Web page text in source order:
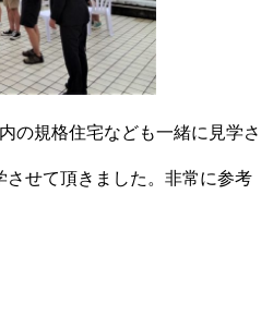
の規格住宅なども一緒に見学さ
せて頂きました。非常に参考